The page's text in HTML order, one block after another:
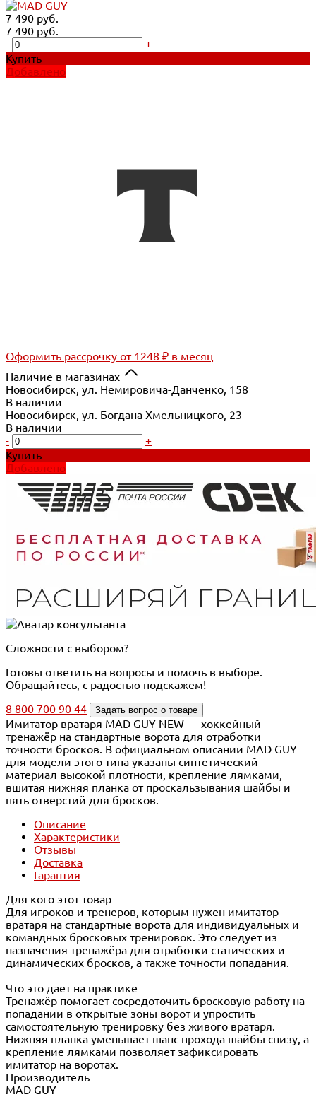
7 490 руб.
7 490 руб.
-
+
Купить
Добавлено
Оформить рассрочку от 1248 ₽ в месяц
Наличие в магазинах
Новосибирск, ул. Немировича-Данченко, 158
В наличии
Новосибирск, ул. Богдана Хмельницкого, 23
В наличии
-
+
Купить
Добавлено
Сложности с выбором?
Готовы ответить на вопросы и помочь в выборе.
Обращайтесь, с радостью подскажем!
8 800 700 90 44
Задать вопрос о товаре
Имитатор вратаря MAD GUY NEW — хоккейный
тренажёр на стандартные ворота для отработки
точности бросков. В официальном описании MAD GUY
для модели этого типа указаны синтетический
материал высокой плотности, крепление лямками,
вшитая нижняя планка от проскальзывания шайбы и
пять отверстий для бросков.
Описание
Характеристики
Отзывы
Доставка
Гарантия
Для кого этот товар
Для игроков и тренеров, которым нужен имитатор
вратаря на стандартные ворота для индивидуальных и
командных бросковых тренировок. Это следует из
назначения тренажёра для отработки статических и
динамических бросков, а также точности попадания.
Что это дает на практике
Тренажёр помогает сосредоточить бросковую работу на
попадании в открытые зоны ворот и упростить
самостоятельную тренировку без живого вратаря.
Нижняя планка уменьшает шанс прохода шайбы снизу, а
крепление лямками позволяет зафиксировать
имитатор на воротах.
Производитель
MAD GUY